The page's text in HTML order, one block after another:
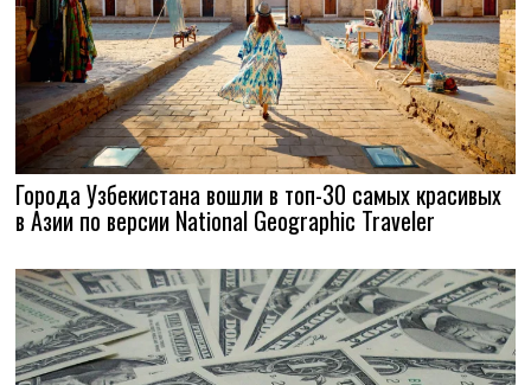
Города Узбекистана вошли в топ-30 самых красивых
в Азии по версии National Geographic Traveler